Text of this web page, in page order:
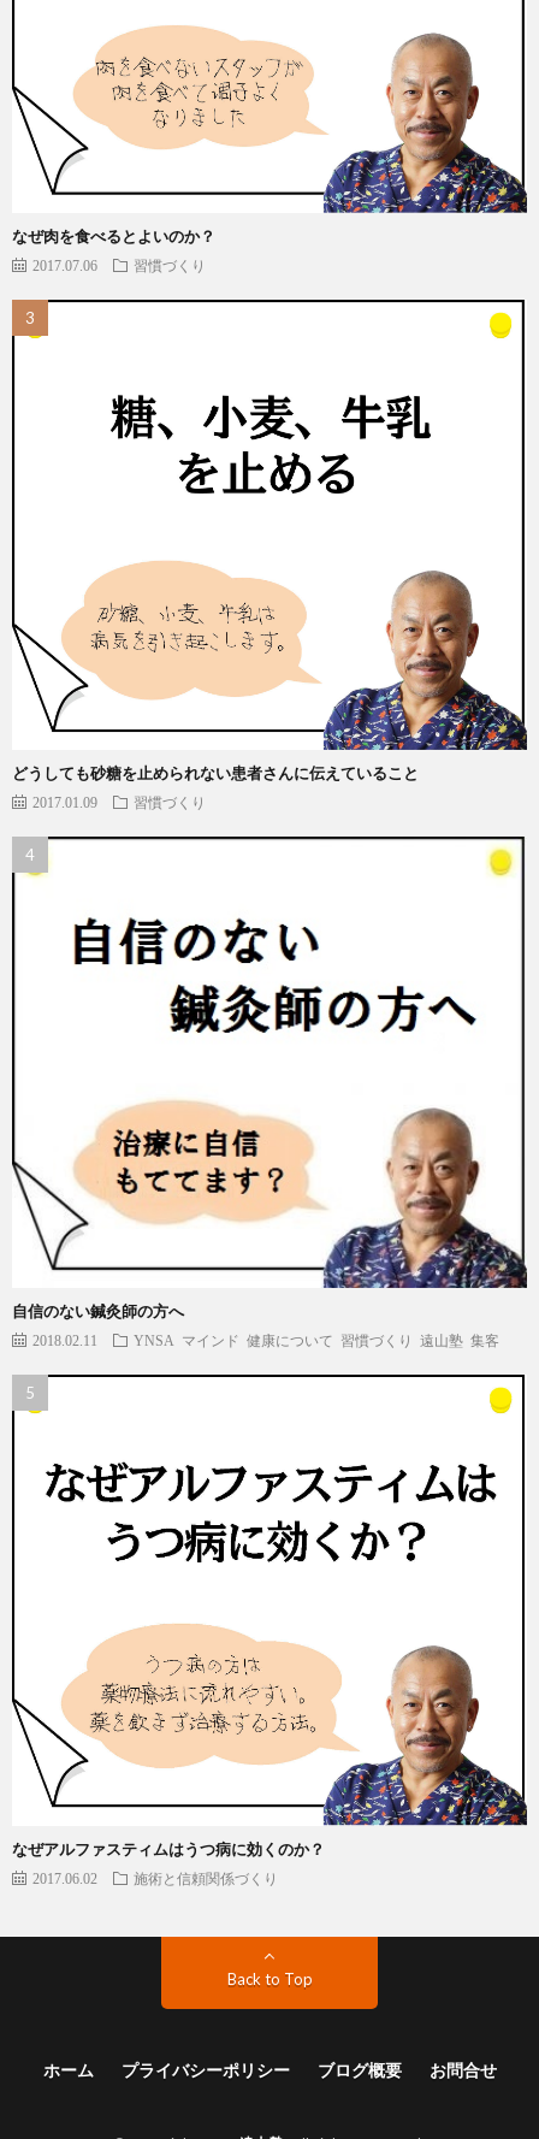
なぜ肉を食べるとよいのか？
2017.07.06 習慣づくり
どうしても砂糖を止められない患者さんに伝えていること
2017.01.09 習慣づくり
自信のない鍼灸師の方へ
2018.02.11 YNSA マインド 健康について 習慣づくり 遠山塾 集客
なぜアルファスティムはうつ病に効くのか？
2017.06.02 施術と信頼関係づくり
Back to Top
ホーム プライバシーポリシー ブログ概要 お問合せ